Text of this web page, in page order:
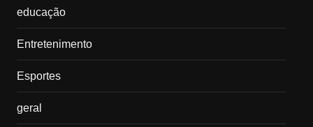
educação
Entretenimento
Esportes
geral